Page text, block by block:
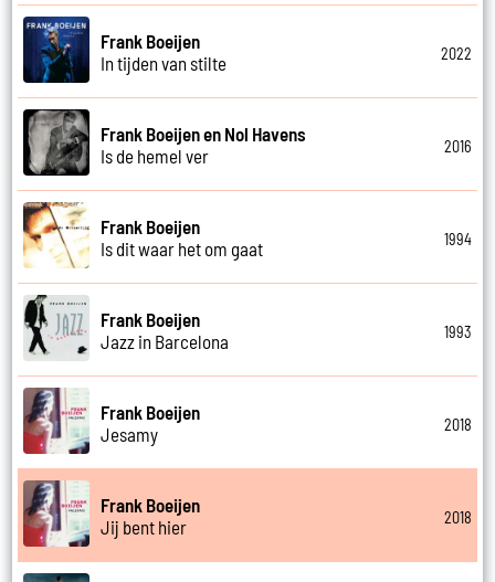
Frank Boeijen
In tijden van stilte
2022
Frank Boeijen en Nol Havens
Is de hemel ver
2016
Frank Boeijen
Is dit waar het om gaat
1994
Frank Boeijen
Jazz in Barcelona
1993
Frank Boeijen
Jesamy
2018
Frank Boeijen
Jij bent hier
2018